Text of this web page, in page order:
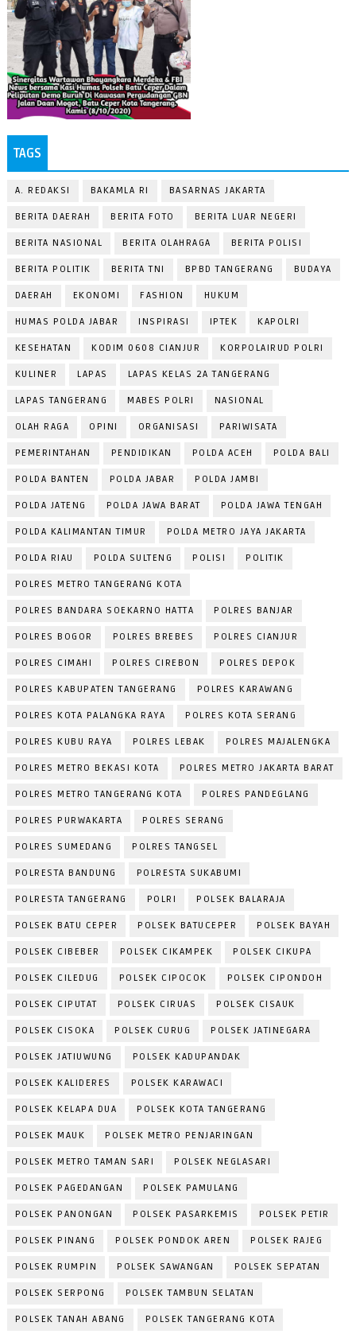
TAGS
A. REDAKSI BAKAMLA RI BASARNAS JAKARTA
BERITA DAERAH BERITA FOTO BERITA LUAR NEGERI
BERITA NASIONAL BERITA OLAHRAGA BERITA POLISI
BERITA POLITIK BERITA TNI BPBD TANGERANG BUDAYA
DAERAH EKONOMI FASHION HUKUM
HUMAS POLDA JABAR INSPIRASI IPTEK KAPOLRI
KESEHATAN KODIM 0608 CIANJUR KORPOLAIRUD POLRI
KULINER LAPAS LAPAS KELAS 2A TANGERANG
LAPAS TANGERANG MABES POLRI NASIONAL
OLAH RAGA OPINI ORGANISASI PARIWISATA
PEMERINTAHAN PENDIDIKAN POLDA ACEH POLDA BALI
POLDA BANTEN POLDA JABAR POLDA JAMBI
POLDA JATENG POLDA JAWA BARAT POLDA JAWA TENGAH
POLDA KALIMANTAN TIMUR POLDA METRO JAYA JAKARTA
POLDA RIAU POLDA SULTENG POLISI POLITIK
POLRES METRO TANGERANG KOTA
POLRES BANDARA SOEKARNO HATTA POLRES BANJAR
POLRES BOGOR POLRES BREBES POLRES CIANJUR
POLRES CIMAHI POLRES CIREBON POLRES DEPOK
POLRES KABUPATEN TANGERANG POLRES KARAWANG
POLRES KOTA PALANGKA RAYA POLRES KOTA SERANG
POLRES KUBU RAYA POLRES LEBAK POLRES MAJALENGKA
POLRES METRO BEKASI KOTA POLRES METRO JAKARTA BARAT
POLRES METRO TANGERANG KOTA POLRES PANDEGLANG
POLRES PURWAKARTA POLRES SERANG
POLRES SUMEDANG POLRES TANGSEL
POLRESTA BANDUNG POLRESTA SUKABUMI
POLRESTA TANGERANG POLRI POLSEK BALARAJA
POLSEK BATU CEPER POLSEK BATUCEPER POLSEK BAYAH
POLSEK CIBEBER POLSEK CIKAMPEK POLSEK CIKUPA
POLSEK CILEDUG POLSEK CIPOCOK POLSEK CIPONDOH
POLSEK CIPUTAT POLSEK CIRUAS POLSEK CISAUK
POLSEK CISOKA POLSEK CURUG POLSEK JATINEGARA
POLSEK JATIUWUNG POLSEK KADUPANDAK
POLSEK KALIDERES POLSEK KARAWACI
POLSEK KELAPA DUA POLSEK KOTA TANGERANG
POLSEK MAUK POLSEK METRO PENJARINGAN
POLSEK METRO TAMAN SARI POLSEK NEGLASARI
POLSEK PAGEDANGAN POLSEK PAMULANG
POLSEK PANONGAN POLSEK PASARKEMIS POLSEK PETIR
POLSEK PINANG POLSEK PONDOK AREN POLSEK RAJEG
POLSEK RUMPIN POLSEK SAWANGAN POLSEK SEPATAN
POLSEK SERPONG POLSEK TAMBUN SELATAN
POLSEK TANAH ABANG POLSEK TANGERANG KOTA